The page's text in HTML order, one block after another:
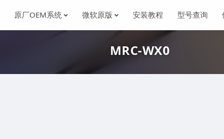
原厂OEM系统 微软原版 安装教程 型号查询
MRC-WX0